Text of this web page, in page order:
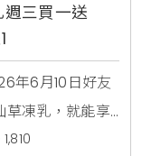
三買一送
年6月10日好友
草凍乳，就能享
份，foodpanda
1,810